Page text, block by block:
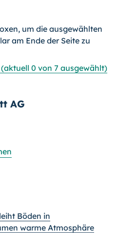
um die ausgewählten
am Ende der Seite zu
0 von 7 ausgewählt)
AG
Böden in
warme Atmosphäre